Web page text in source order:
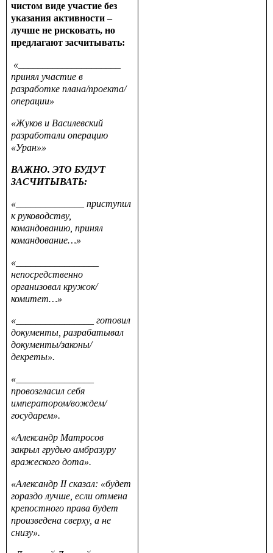
чистом виде участие без
указания активности –
лучше не рисковать, но
предлагают засчитывать:
«_____________________
принял участие в
разработке плана/проекта/
операции»
«Жуков и Василевский
разработали операцию
«Уран»»
ВАЖНО. ЭТО БУДУТ
ЗАСЧИТЫВАТЬ:
«______________ приступил
к руководству,
командованию, принял
командование…»
«_________________
непосредственно
организовал кружок/
комитет…»
«________________ готовил
документы, разрабатывал
документы/законы/
декреты».
«________________
провозгласил себя
императором/вождем/
государем».
«Александр Матросов
закрыл грудью амбразуру
вражеского дота».
«Александр IIсказал: «будет
гораздо лучше, если отмена
крепостного права будет
произведена сверху, а не
снизу».